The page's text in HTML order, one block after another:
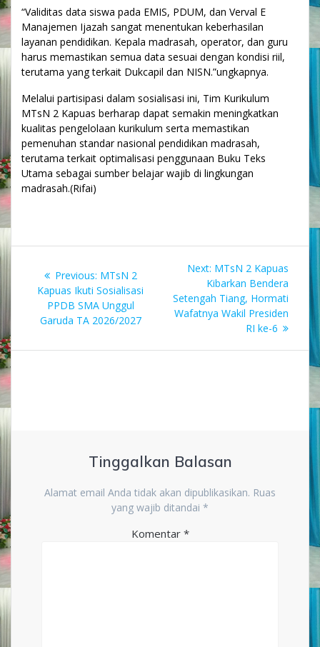
“Validitas data siswa pada EMIS, PDUM, dan Verval E
Manajemen Ijazah sangat menentukan keberhasilan
layanan pendidikan. Kepala madrasah, operator, dan guru
harus memastikan semua data sesuai dengan kondisi riil,
terutama yang terkait Dukcapil dan NISN.”ungkapnya.
Melalui partisipasi dalam sosialisasi ini, Tim Kurikulum
MTsN 2 Kapuas berharap dapat semakin meningkatkan
kualitas pengelolaan kurikulum serta memastikan
pemenuhan standar nasional pendidikan madrasah,
terutama terkait optimalisasi penggunaan Buku Teks
Utama sebagai sumber belajar wajib di lingkungan
madrasah.(Rifai)
posPrevious: Previous
post:
MTsN 2
Kapuas Ikuti Sosialisasi
PPDB SMA Unggul
Garuda TA 2026/2027
Next: Next
post:
MTsN 2 Kapuas
Kibarkan Bendera
Setengah Tiang, Hormati
Wafatnya Wakil Presiden
RI ke-6
Tinggalkan Balasan
Alamat email Anda tidak akan dipublikasikan. Ruas
yang wajib ditandai *
Komentar *